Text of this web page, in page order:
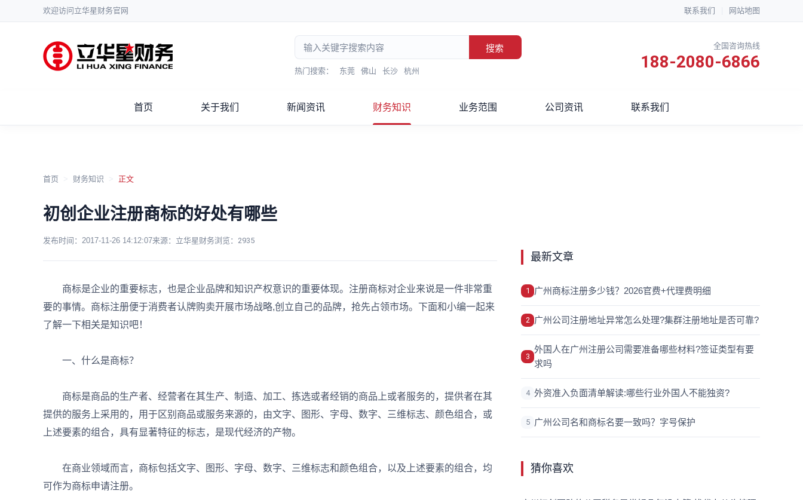
欢迎访问立华星财务官网 联系我们 网站地图
搜索
热门搜索： 东莞 佛山 长沙 杭州
全国咨询热线
188-2080-6866
首页 关于我们 新闻资讯 财务知识 业务范围 公司资讯 联系我们
首页 财务知识 正文
初创企业注册商标的好处有哪些
发布时间： 2017-11-26 14:12:07来源：立华星财务浏览： 2935
商标是企业的重要标志，也是企业品牌和知识产权意识的重要体现。注册商标对企业来说是一件非常重
要的事情。商标注册便于消费者认牌购卖开展市场战略,创立自己的品牌，抢先占领市场。下面和小编一起来
了解一下相关是知识吧！
一、什么是商标？
商标是商品的生产者、经营者在其生产、制造、加工、拣选或者经销的商品上或者服务的，提供者在其
提供的服务上采用的，用于区别商品或服务来源的，由文字、图形、字母、数字、三维标志、颜色组合，或
上述要素的组合，具有显著特征的标志，是现代经济的产物。
在商业领域而言，商标包括文字、图形、字母、数字、三维标志和颜色组合，以及上述要素的组合，均
可作为商标申请注册。
最新文章
1 广州商标注册多少钱？2026官费+代理费明细
2 广州公司注册地址异常怎么处理?集群注册地址是否可靠?
3
外国人在广州注册公司需要准备哪些材料?签证类型有要
求吗
4 外资准入负面清单解读:哪些行业外国人不能独资?
5 广州公司名和商标名要一致吗？字号保护
猜你喜欢